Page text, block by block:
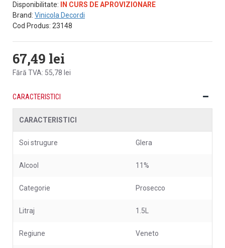
67,49 lei
Fără TVA: 55,78 lei
Disponibilitate: IN CURS DE APROVIZIONARE
Brand: Vinicola Decordi
Cod Produs: 23148
CARACTERISTICI
CARACTERISTICI
Soi strugure Glera
Alcool 11%
Categorie Prosecco
Litraj 1.5L
Regiune Veneto